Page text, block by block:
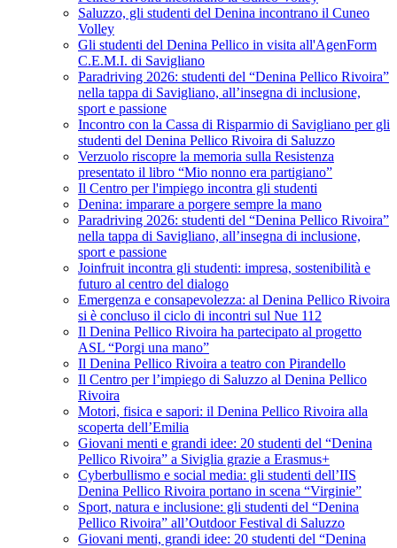
Saluzzo, gli studenti del Denina incontrano il Cuneo
Volley
Gli studenti del Denina Pellico in visita all'AgenForm
C.E.M.I. di Savigliano
Paradriving 2026: studenti del “Denina Pellico Rivoira”
nella tappa di Savigliano, all’insegna di inclusione,
sport e passione
Incontro con la Cassa di Risparmio di Savigliano per gli
studenti del Denina Pellico Rivoira di Saluzzo
Verzuolo riscopre la memoria sulla Resistenza
presentato il libro “Mio nonno era partigiano”
Il Centro per l'impiego incontra gli studenti
Denina: imparare a porgere sempre la mano
Paradriving 2026: studenti del “Denina Pellico Rivoira”
nella tappa di Savigliano, all’insegna di inclusione,
sport e passione
Joinfruit incontra gli studenti: impresa, sostenibilità e
futuro al centro del dialogo
Emergenza e consapevolezza: al Denina Pellico Rivoira
si è concluso il ciclo di incontri sul Nue 112
Il Denina Pellico Rivoira ha partecipato al progetto
ASL “Porgi una mano”
Il Denina Pellico Rivoira a teatro con Pirandello
Il Centro per l’impiego di Saluzzo al Denina Pellico
Rivoira
Motori, fisica e sapori: il Denina Pellico Rivoira alla
scoperta dell’Emilia
Giovani menti e grandi idee: 20 studenti del “Denina
Pellico Rivoira” a Siviglia grazie a Erasmus+
Cyberbullismo e social media: gli studenti dell’IIS
Denina Pellico Rivoira portano in scena “Virginie”
Sport, natura e inclusione: gli studenti del “Denina
Pellico Rivoira” all’Outdoor Festival di Saluzzo
Giovani menti, grandi idee: 20 studenti del “Denina